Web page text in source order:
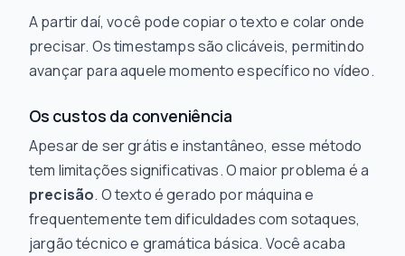
A partir daí, você pode copiar o texto e colar onde
precisar. Os timestamps são clicáveis, permitindo
avançar para aquele momento específico no vídeo.
Os custos da conveniência
Apesar de ser grátis e instantâneo, esse método
tem limitações significativas. O maior problema é a
precisão. O texto é gerado por máquina e
frequentemente tem dificuldades com sotaques,
jargão técnico e gramática básica. Você acaba